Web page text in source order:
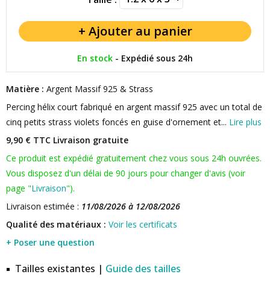
En stock - Expédié sous 24h
Matière : Argent Massif 925 & Strass
Percing hélix court fabriqué en argent massif 925 avec un total de
cinq petits strass violets foncés en guise d'ornement et... Lire plus
9,90 € TTC Livraison gratuite
Ce produit est expédié gratuitement chez vous sous 24h ouvrées.
Vous disposez d'un délai de 90 jours pour changer d'avis (voir
page "Livraison").
Livraison estimée : 11/08/2026 à 12/08/2026
Qualité des matériaux : Voir les certificats
+ Poser une question
Tailles existantes | Guide des tailles